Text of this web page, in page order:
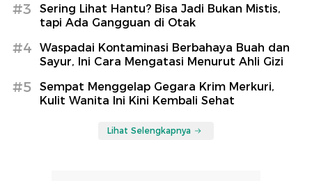
#3
Sering Lihat Hantu? Bisa Jadi Bukan Mistis,
tapi Ada Gangguan di Otak
#4
Waspadai Kontaminasi Berbahaya Buah dan
Sayur, Ini Cara Mengatasi Menurut Ahli Gizi
#5
Sempat Menggelap Gegara Krim Merkuri,
Kulit Wanita Ini Kini Kembali Sehat
Lihat Selengkapnya